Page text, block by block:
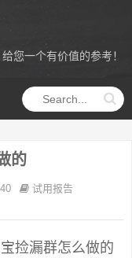
您一个有价值的参考！
的
试用报告
捡漏群怎么做的